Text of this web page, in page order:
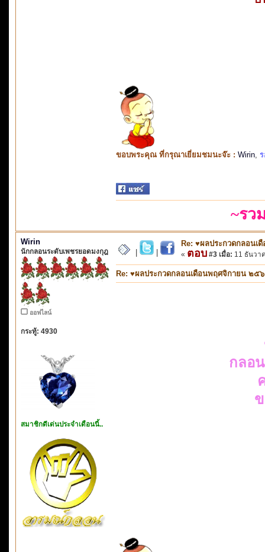
ขอบพระคุณ ที่กรุณาเยี่ยมชมนะจ๊ะ : Wirin
~รว
Wirin
นักกลอนระดับเพชรยอดมงกุฎ
ออฟไลน์
กระทู้: 4930
สมาชิกดีเด่นประจำเดือนนี้..
Re: ♥ผลประกวดกลอนเ
« ตอบ #3 เมื่อ: 11 ธันวา
Re: ♥ผลประกวดกลอนเดือนพฤศจิกายน ๒๕
กลอ